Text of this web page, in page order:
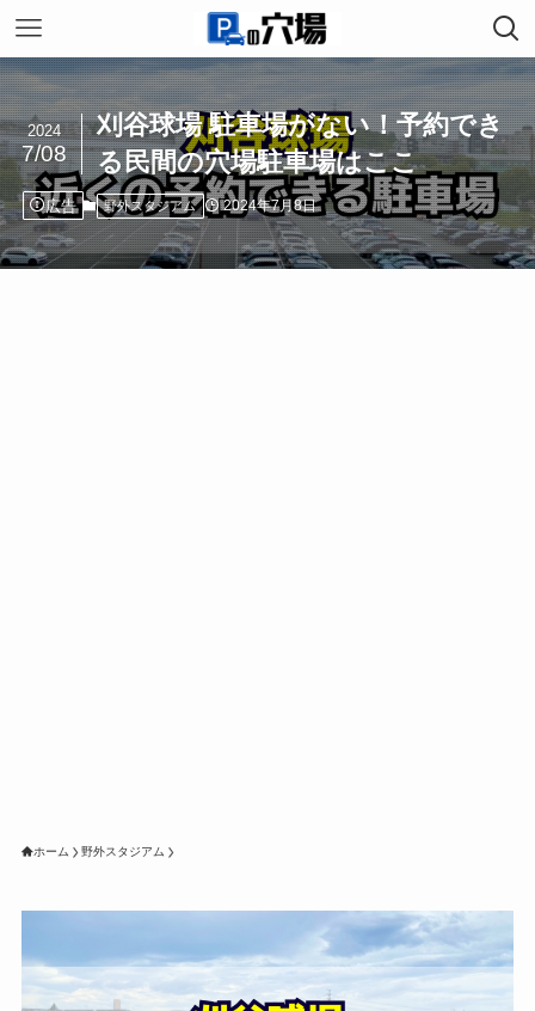
刈谷球場 駐車場がない！予約でき
る民間の穴場駐車場はここ
2024
7/08
広告 野外スタジアム 2024年7月8日
ホーム 野外スタジアム